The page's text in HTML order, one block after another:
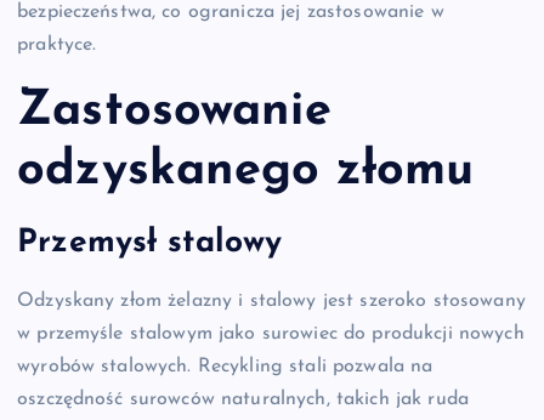
bezpieczeństwa, co ogranicza jej zastosowanie w
praktyce.
Zastosowanie
odzyskanego złomu
Przemysł stalowy
Odzyskany złom żelazny i stalowy jest szeroko stosowany
w przemyśle stalowym jako surowiec do produkcji nowych
wyrobów stalowych. Recykling stali pozwala na
oszczędność surowców naturalnych, takich jak ruda